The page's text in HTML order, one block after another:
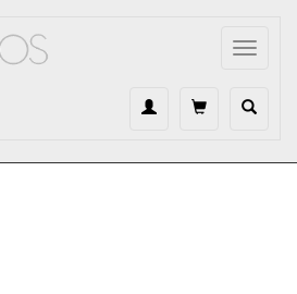
Toggle